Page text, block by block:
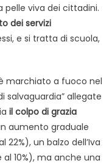
pelle viva dei cittadini.
dei servizi
e si tratta di scuola,
marchiato a fuoco nel
salvaguardia” allegate
il colpo di grazia
aumento graduale
22%), un balzo dell’Iva
al 10%), ma anche una